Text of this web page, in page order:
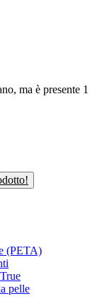
ma è presente 1
(PETA)
pelle